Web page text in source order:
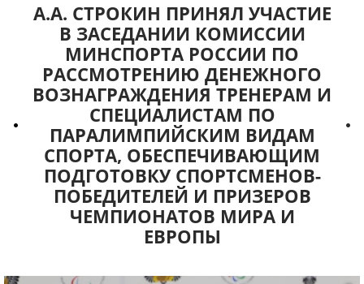
А.А. СТРОКИН ПРИНЯЛ УЧАСТИЕ
В ЗАСЕДАНИИ КОМИССИИ
МИНСПОРТА РОССИИ ПО
РАССМОТРЕНИЮ ДЕНЕЖНОГО
ВОЗНАГРАЖДЕНИЯ ТРЕНЕРАМ И
СПЕЦИАЛИСТАМ ПО
ПАРАЛИМПИЙСКИМ ВИДАМ
СПОРТА, ОБЕСПЕЧИВАЮЩИМ
ПОДГОТОВКУ СПОРТСМЕНОВ-
ПОБЕДИТЕЛЕЙ И ПРИЗЕРОВ
ЧЕМПИОНАТОВ МИРА И
ЕВРОПЫ